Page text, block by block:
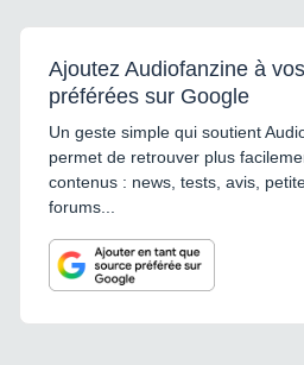
Ajoutez Audiofanzine à
préférées sur Google
Un geste simple qui soutient
permet de retrouver plus
contenus : news, tests, avis,
forums...